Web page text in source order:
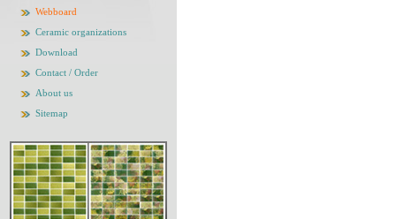
Webboard
Ceramic organizations
Download
Contact / Order
About us
Sitemap